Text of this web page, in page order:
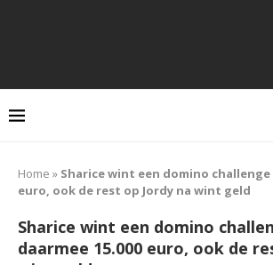
Home » Sharice wint een domino challenge
euro, ook de rest op Jordy na wint geld
Sharice wint een domino
daarmee 15.000 euro, ook de